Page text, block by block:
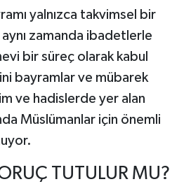
yalnızca takvimsel bir
zamanda ibadetlerle
bir süreç olarak kabul
bayramlar ve mübarek
ve hadislerde yer alan
Müslümanlar için önemli
TUTULUR MU?